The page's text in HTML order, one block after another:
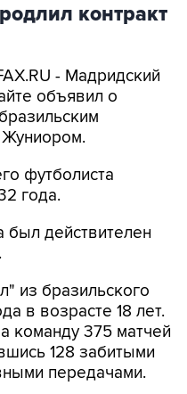
контракт
- Мадридский
объявил о
футболиста
года.
был действителен
из бразильского
в возрасте 18 лет.
команду 375 матчей
128 забитыми
передачами.